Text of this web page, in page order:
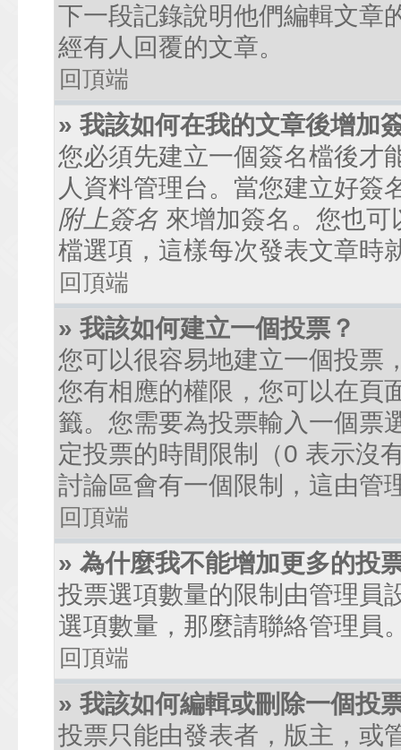
下一段記錄說明他們編輯文章
經有人回覆的文章。
回頂端
» 我該如何在我的文章後增加
您必須先建立一個簽名檔後才
人資料管理台。當您建立好簽
附上簽名 來增加簽名。您也
檔選項，這樣每次發表文章時
回頂端
» 我該如何建立一個投票？
您可以很容易地建立一個投票
您有相應的權限，您可以在頁
籤。您需要為投票輸入一個票
定投票的時間限制（0 表示沒
討論區會有一個限制，這由管
回頂端
» 為什麼我不能增加更多的投
投票選項數量的限制由管理員
選項數量，那麼請聯絡管理員
回頂端
» 我該如何編輯或刪除一個投
投票只能由發表者，版主，或